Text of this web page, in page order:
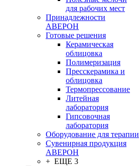
для рабочих мест
Принадлежности
АВЕРОН
Готовые решения
Керамическая
облицовка
Полимеризация
Пресскерамика и
облицовка
Термопрессование
Литейная
лаборатория
Гипсовочная
лаборатория
Оборудование для терапии
Сувенирная продукция
АВЕРОН
+ ЕЩЕ 3